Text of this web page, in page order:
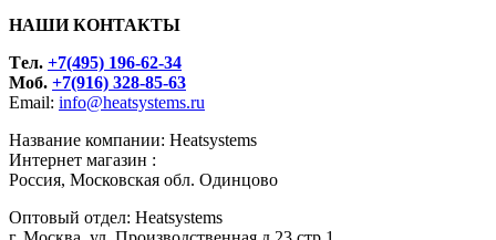
НАШИ КОНТАКТЫ
Tел. +7(495) 196-62-34
Моб. +7(916) 328-85-63
Email: info@heatsystems.ru
Название компании: Heatsystems
Интернет магазин :
Россия, Московская обл. Одинцово
Оптовый отдел: Heatsystems